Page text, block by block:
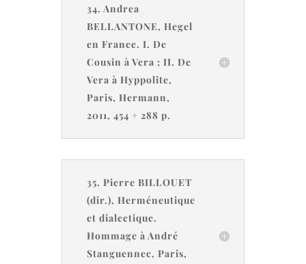
34. Andrea
BELLANTONE, Hegel
en France. I. De
Cousin à Vera ; II. De
Vera à Hyppolite,
Paris, Hermann,
2011, 454 + 288 p.
35. Pierre BILLOUET
(dir.), Herméneutique
et dialectique.
Hommage à André
Stanguennec, Paris,